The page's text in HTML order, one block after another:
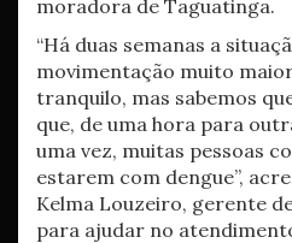
moradora de Taguatinga.
“Há duas semanas a
movimentação muito
tranquilo, mas sabemos
que, de uma hora para
uma vez, muitas pessoas
estarem com dengue”,
Kelma Louzeiro, gerente
para ajudar no